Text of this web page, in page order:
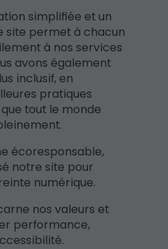
simplifiée et un
site permet à chacun
à nos services
avons également
inclusif, en
pratiques
tout le monde
écoresponsable,
notre site pour
numérique.
nos valeurs et
performance,